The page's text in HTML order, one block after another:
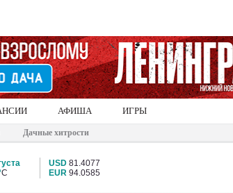
АФИША ИГРЫ
Дачные хитрости
C
USD 81.4077
EUR 94.0585